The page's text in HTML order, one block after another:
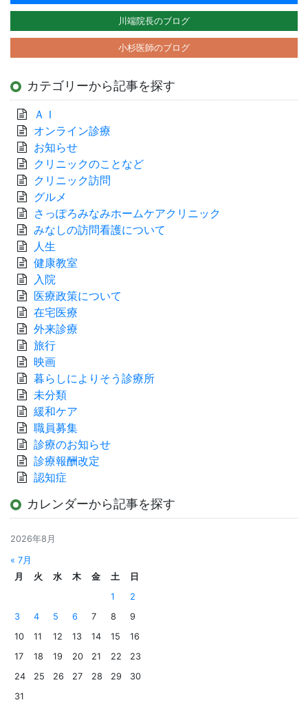
ー
シ
ョ
川端院長のブログ
小杉医師のブログ
カテゴリーから記事を探す
ＡＩ
オンライン診療
お知らせ
クリニックのことなど
クリニック訪問
グルメ
さっぽろみなみホームケアクリニック
みなしの訪問看護について
人生
健康教室
入院
医療政策について
在宅医療
外来診療
旅行
映画
暮らしによりそう診療所
未分類
緩和ケア
職員募集
診療のお知らせ
診療報酬改定
認知症
カレンダーから記事を探す
2026年8月
« 7月
月
火 水 木 金 土
日
1
2
3
4 5 6 7 8
9
10
11 12 13 14 15
16
17
18 19 20 21 22
23
24
25 26 27 28 29
30
31